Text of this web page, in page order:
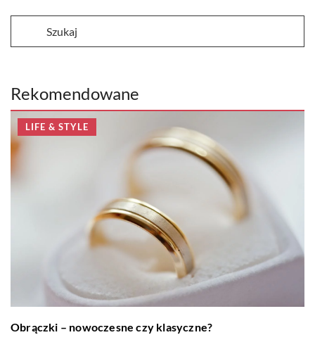
Rekomendowane
LIFE & STYLE
Obrączki – nowoczesne czy klasyczne?